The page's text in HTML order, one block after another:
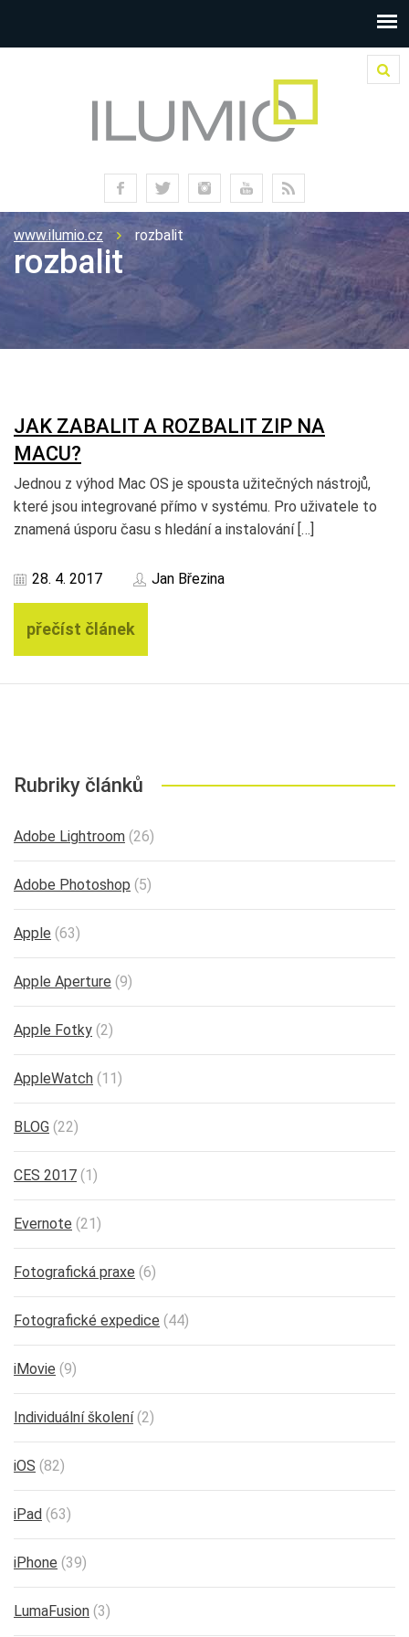
www.ilumio.cz rozbalit
rozbalit
JAK ZABALIT A ROZBALIT ZIP NA
MACU?
Jednou z výhod Mac OS je spousta užitečných nástrojů,
které jsou integrované přímo v systému. Pro uživatele to
znamená úsporu času s hledání a instalování […]
28. 4. 2017 Jan Březina
přečíst článek
Rubriky článků
Adobe Lightroom (26)
Adobe Photoshop (5)
Apple (63)
Apple Aperture (9)
Apple Fotky (2)
AppleWatch (11)
BLOG (22)
CES 2017 (1)
Evernote (21)
Fotografická praxe (6)
Fotografické expedice (44)
iMovie (9)
Individuální školení(2)
iOS (82)
iPad (63)
iPhone (39)
LumaFusion (3)